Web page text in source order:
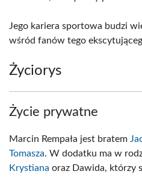
Jego kariera sportowa budzi
wśród fanów tego
Życiorys
Życie prywatne
Marcin Rempała jest bratem
Tomasza. W dodatku ma w
Krystiana oraz Dawida, którzy